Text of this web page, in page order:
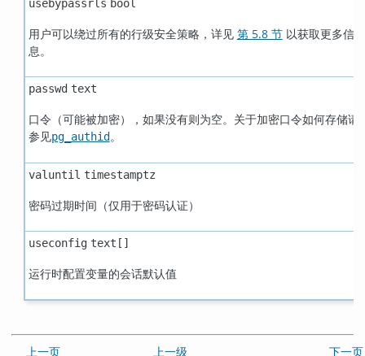
usebypassrls bool
用户可以绕过所有的行级安全策略，详见 第 5.8 节以获取更多信
息。
passwd text
口令（可能被加密），如果没有则为空。关于加密口令如何存储请
参见pg_authid。
valuntil timestamptz
密码过期时间（仅用于密码认证）
useconfig text[]
运行时配置变量的会话默认值
上一页 上一级 下一页